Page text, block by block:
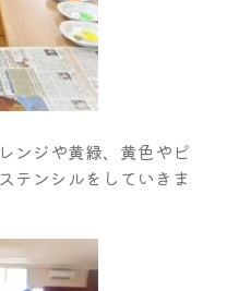
ンジや黄緑、黄色やピ
テンシルをしていきま